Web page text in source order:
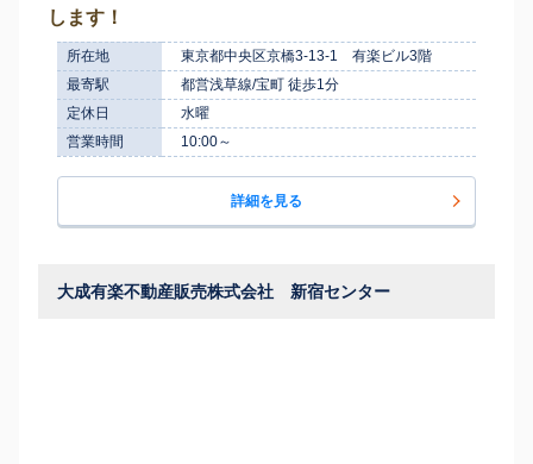
します！
所在地
東京都中央区京橋3-13-1 有楽ビル3階
最寄駅
都営浅草線/宝町 徒歩1分
定休日
水曜
営業時間
10:00～
詳細を見る
大成有楽不動産販売株式会社 新宿センター